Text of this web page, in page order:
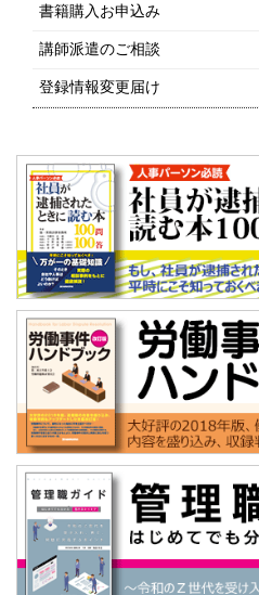
書籍購入お申込み
講師派遣のご相談
登録情報変更届け